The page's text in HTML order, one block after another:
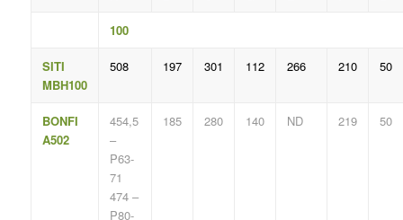
100
SITI
MBH100
508 197 301 112 266 210 50
BONFI
A502
454,5
–
P63-
71
474 –
P80-
185 280 140 ND 219 50